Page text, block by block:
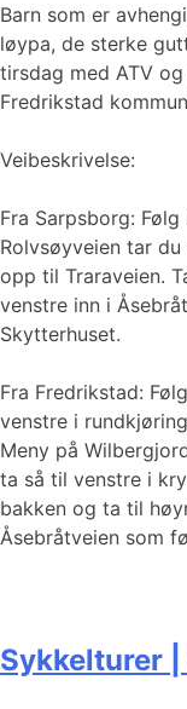
Barn som er
løypa, de sterke
tirsdag med ATV
Fredrikstad
Veibeskrivelse:
Fra Sarpsborg:
Rolvsøyveien tar
opp til Traraveien.
venstre inn i
Skytterhuset.
Fra Fredrikstad:
venstre i
Meny på
ta så til venstre i
bakken og ta til
Åsebråtveien som
Sykkelturer